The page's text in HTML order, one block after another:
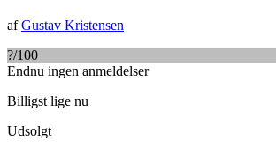
afGustav Kristensen
?/100
Endnu ingen anmeldelser
Billigst lige nu
Udsolgt